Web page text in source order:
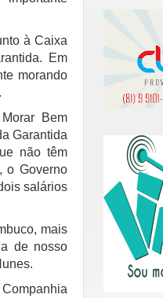
à Caixa
Em
morando
Bem
Garantida
não têm
o Governo
salários
mais
de nosso